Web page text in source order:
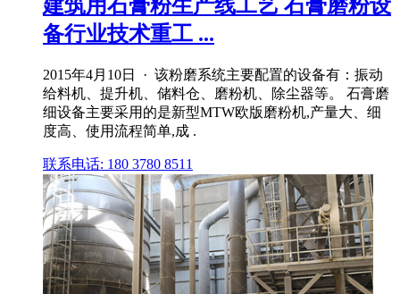
建筑用石膏粉生产线工艺 石膏磨粉设
备行业技术重工 ...
2015年4月10日 · 该粉磨系统主要配置的设备有：振动
给料机、提升机、储料仓、磨粉机、除尘器等。 石膏磨
细设备主要采用的是新型MTW欧版磨粉机,产量大、细
度高、使用流程简单,成 .
联系电话: 180 3780 8511